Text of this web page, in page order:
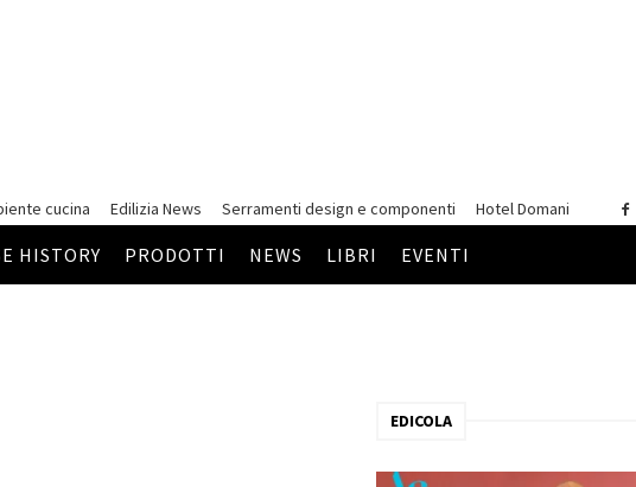
cucina Edilizia News Serramenti design e componenti Hotel Domani
HISTORY PRODOTTI NEWS LIBRI EVENTI
EDICOLA